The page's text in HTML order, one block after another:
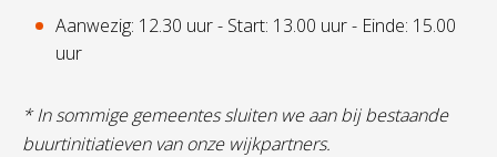
Aanwezig: 12.30 uur - Start: 13.00 uur - Einde: 15.00
uur
* In sommige gemeentes sluiten we aan bij bestaande
buurtinitiatieven van onze wijkpartners.